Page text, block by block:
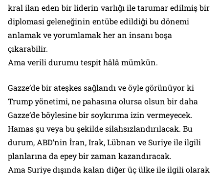
kral ilan eden bir liderin varlığı ile tarumar edilmiş bir
diplomasi geleneğinin entübe edildiği bu dönemi
anlamak ve yorumlamak her an insanı boşa
çıkarabilir.
Ama verili durumu tespit hâlâ mümkün.
Gazze’de bir ateşkes sağlandı ve öyle görünüyor ki
Trump yönetimi, ne pahasına olursa olsun bir daha
Gazze’de böylesine bir soykırıma izin vermeyecek.
Hamas şu veya bu şekilde silahsızlandırılacak. Bu
durum, ABD’nin İran, Irak, Lübnan ve Suriye ile ilgili
planlarına da epey bir zaman kazandıracak.
Ama Suriye dışında kalan diğer üç ülke ile ilgili olarak